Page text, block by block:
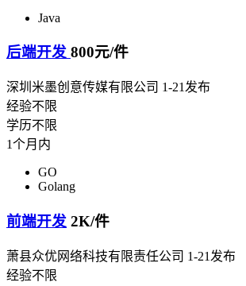
Java
后端开发 800元/件
深圳米墨创意传媒有限公司 1-21发布
经验不限
学历不限
1个月内
GO
Golang
前端开发 2K/件
萧县众优网络科技有限责任公司 1-21发布
经验不限